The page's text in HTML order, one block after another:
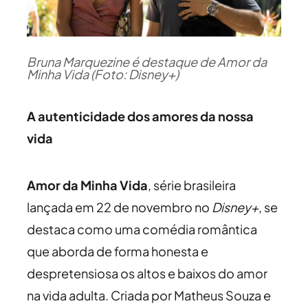
Bruna Marquezine é destaque de Amor da
Minha Vida (Foto: Disney+)
A autenticidade dos amores da nossa
vida
Amor da Minha Vida, série brasileira
lançada em 22 de novembro no Disney+, se
destaca como uma comédia romântica
que aborda de forma honesta e
despretensiosa os altos e baixos do amor
na vida adulta. Criada por Matheus Souza e